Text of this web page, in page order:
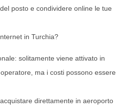
posto e condividere online le tue
in Turchia?
solitamente viene attivato in
ma i costi possono essere
direttamente in aeroporto